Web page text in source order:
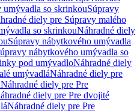
umývadla so skrinkouSúpravy
diely pre Súpravy malého
so skrinkouNáhradné diely
Súpravy nábytkového umývadla
nábytkového umývadla so
pod umývadloNáhradné diely
umývadláNáhradné diely pre
Náhradné diely pre Pre
diely pre Pre dvojité
Náhradné diely pre Pre